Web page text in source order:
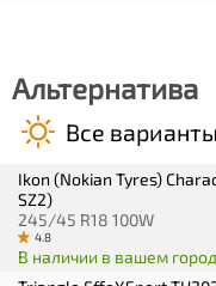
Альтернатива
Все
Ikon (Nokian Tyres)
SZ2)
245/45 R18 100W
4.8
В наличии в вашем